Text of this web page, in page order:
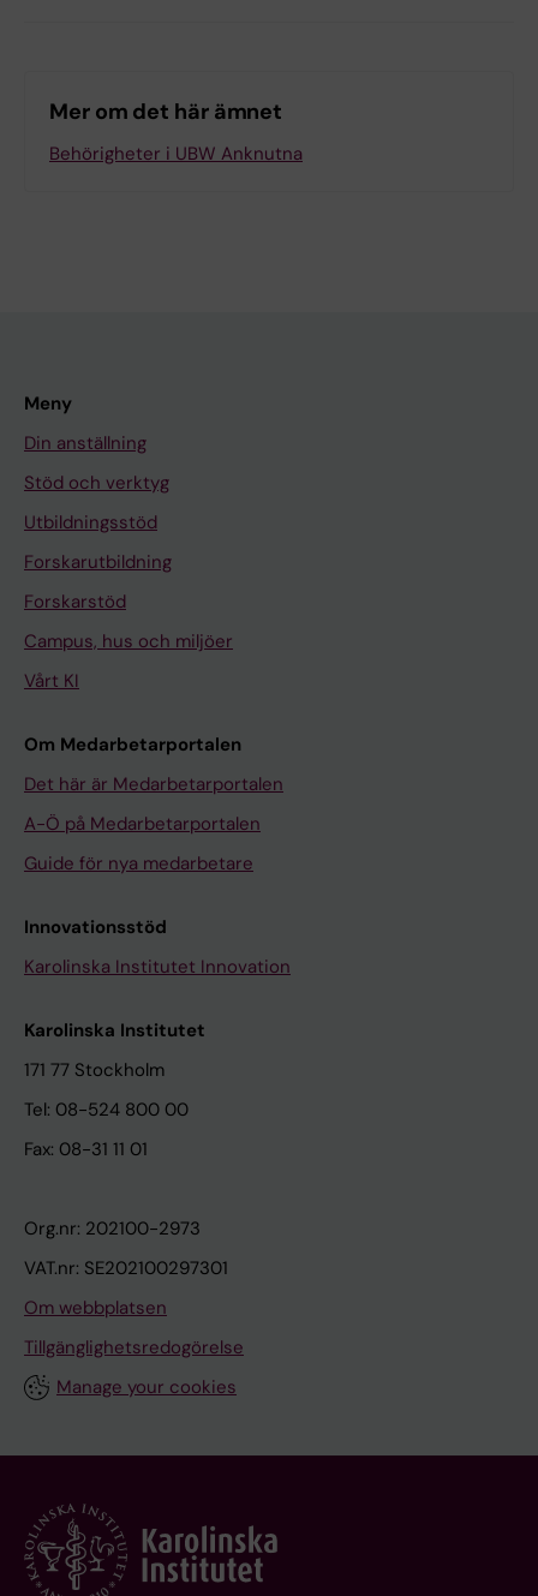
Mer om det här ämnet
Behörigheter i UBW Anknutna
Meny
Din anställning
Stöd och verktyg
Utbildningsstöd
Forskarutbildning
Forskarstöd
Campus, hus och miljöer
Vårt KI
Om Medarbetarportalen
Det här är Medarbetarportalen
A-Ö på Medarbetarportalen
Guide för nya medarbetare
Innovationsstöd
Karolinska Institutet Innovation
Karolinska Institutet
171 77 Stockholm
Tel: 08-524 800 00
Fax: 08-31 11 01
Org.nr: 202100-2973
VAT.nr: SE202100297301
Om webbplatsen
Tillgänglighetsredogörelse
Manage your cookies